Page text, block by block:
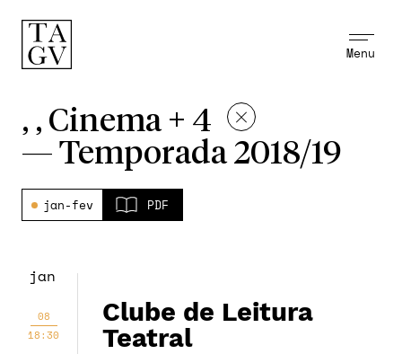
Menu
, , Cinema + 4
— Temporada 2018/19
jan-fev PDF
jan
08
18:30
Clube de Leitura
Teatral